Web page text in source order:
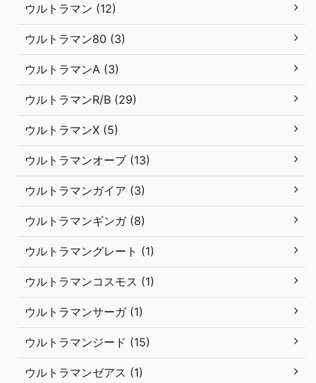
ウルトラマン (12)
ウルトラマン80 (3)
ウルトラマンA (3)
ウルトラマンR/B (29)
ウルトラマンX (5)
ウルトラマンオーブ (13)
ウルトラマンガイア (3)
ウルトラマンギンガ (8)
ウルトラマングレート (1)
ウルトラマンコスモス (1)
ウルトラマンサーガ (1)
ウルトラマンジード (15)
ウルトラマンゼアス (1)